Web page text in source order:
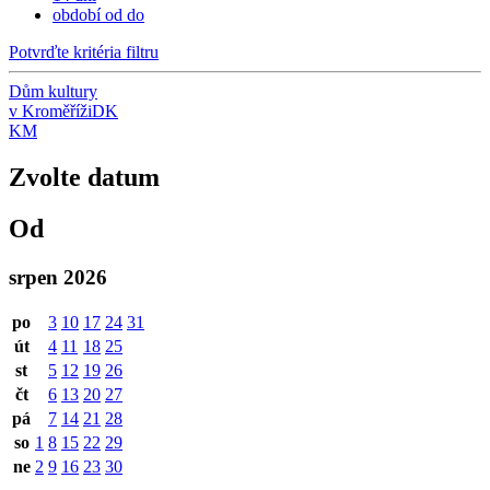
období od do
Potvrďte kritéria filtru
Dům kultury
v KroměřížiDK
KM
Zvolte datum
Od
srpen 2026
po 3 10 17 24 31
út
4 11 18 25
st
5 12 19 26
čt
6 13 20 27
pá
7 14 21 28
so 1 8 15 22 29
ne 2 9 16 23 30